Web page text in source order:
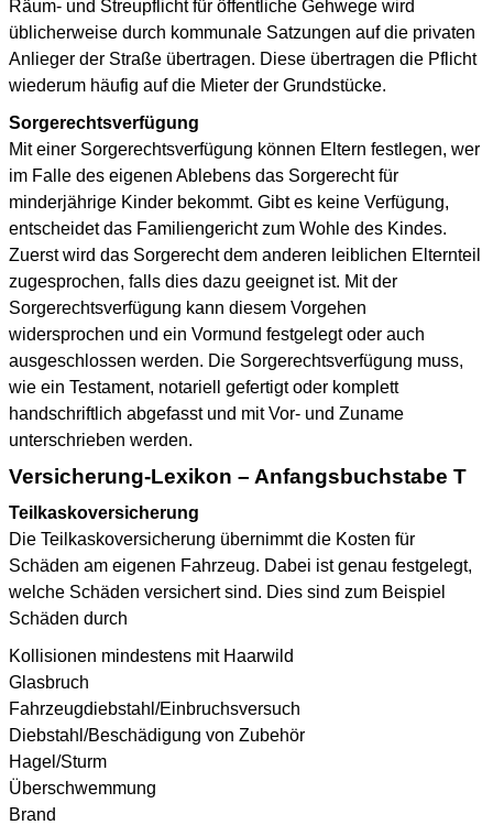
Räum- und Streupflicht für öffentliche Gehwege wird
üblicherweise durch kommunale Satzungen auf die privaten
Anlieger der Straße übertragen. Diese übertragen die Pflicht
wiederum häufig auf die Mieter der Grundstücke.
Sorgerechtsverfügung
Mit einer Sorgerechtsverfügung können Eltern festlegen, wer
im Falle des eigenen Ablebens das Sorgerecht für
minderjährige Kinder bekommt. Gibt es keine Verfügung,
entscheidet das Familiengericht zum Wohle des Kindes.
Zuerst wird das Sorgerecht dem anderen leiblichen Elternteil
zugesprochen, falls dies dazu geeignet ist. Mit der
Sorgerechtsverfügung kann diesem Vorgehen
widersprochen und ein Vormund festgelegt oder auch
ausgeschlossen werden. Die Sorgerechtsverfügung muss,
wie ein Testament, notariell gefertigt oder komplett
handschriftlich abgefasst und mit Vor- und Zuname
unterschrieben werden.
Versicherung-Lexikon – Anfangsbuchstabe T
Teilkaskoversicherung
Die Teilkaskoversicherung übernimmt die Kosten für
Schäden am eigenen Fahrzeug. Dabei ist genau festgelegt,
welche Schäden versichert sind. Dies sind zum Beispiel
Schäden durch
Kollisionen mindestens mit Haarwild
Glasbruch
Fahrzeugdiebstahl/Einbruchsversuch
Diebstahl/Beschädigung von Zubehör
Hagel/Sturm
Überschwemmung
Brand